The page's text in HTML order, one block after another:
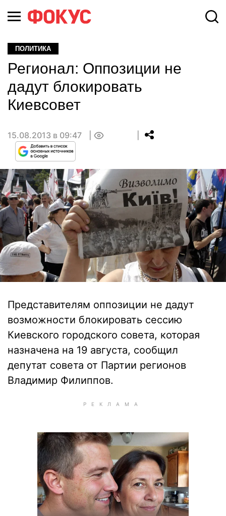
ПОЛИТИКА
Регионал: Оппозиции не
дадут блокировать
Киевсовет
15.08.2013 в 09:47
Представителям оппозиции не дадут
возможности блокировать сессию
Киевского городского совета, которая
назначена на 19 августа, сообщил
депутат совета от Партии регионов
Владимир Филиппов.